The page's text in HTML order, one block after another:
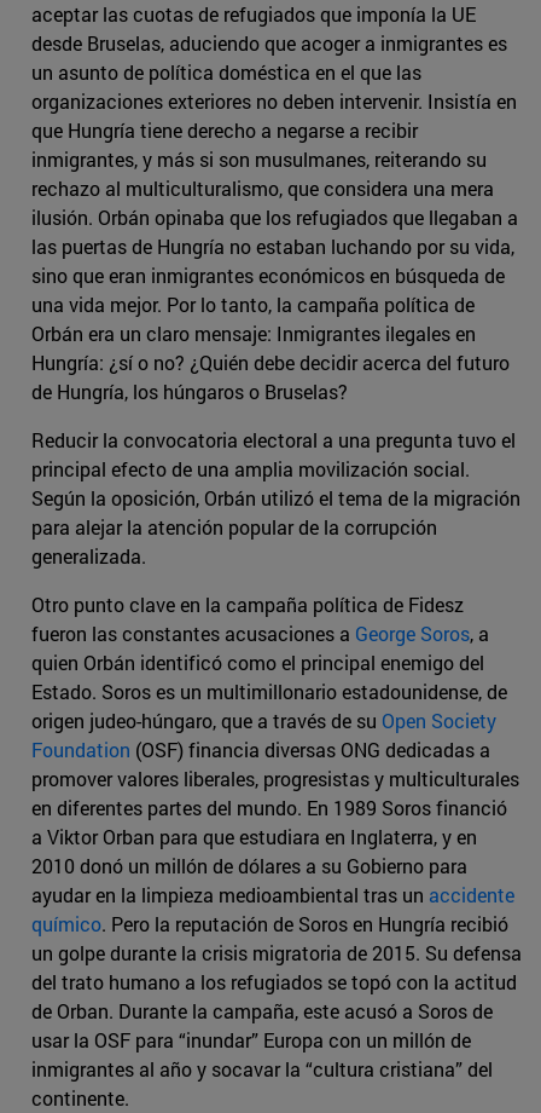
aceptar las cuotas de refugiados que imponía la UE
desde Bruselas, aduciendo que acoger a inmigrantes es
un asunto de política doméstica en el que las
organizaciones exteriores no deben intervenir. Insistía en
que Hungría tiene derecho a negarse a recibir
inmigrantes, y más si son musulmanes, reiterando su
rechazo al multiculturalismo, que considera una mera
ilusión. Orbán opinaba que los refugiados que llegaban a
las puertas de Hungría no estaban luchando por su vida,
sino que eran inmigrantes económicos en búsqueda de
una vida mejor. Por lo tanto, la campaña política de
Orbán era un claro mensaje: Inmigrantes ilegales en
Hungría: ¿sí o no? ¿Quién debe decidir acerca del futuro
de Hungría, los húngaros o Bruselas?
Reducir la convocatoria electoral a una pregunta tuvo el
principal efecto de una amplia movilización social.
Según la oposición, Orbán utilizó el tema de la migración
para alejar la atención popular de la corrupción
generalizada.
Otro punto clave en la campaña política de Fidesz
fueron las constantes acusaciones a George Soros, a
quien Orbán identificó como el principal enemigo del
Estado. Soros es un multimillonario estadounidense, de
origen judeo-húngaro, que a través de su Open Society
Foundation (OSF) financia diversas ONG dedicadas a
promover valores liberales, progresistas y multiculturales
en diferentes partes del mundo. En 1989 Soros financió
a Viktor Orban para que estudiara en Inglaterra, y en
2010 donó un millón de dólares a su Gobierno para
ayudar en la limpieza medioambiental tras un accidente
químico. Pero la reputación de Soros en Hungría recibió
un golpe durante la crisis migratoria de 2015. Su defensa
del trato humano a los refugiados se topó con la actitud
de Orban. Durante la campaña, este acusó a Soros de
usar la OSF para “inundar” Europa con un millón de
inmigrantes al año y socavar la “cultura cristiana” del
continente.